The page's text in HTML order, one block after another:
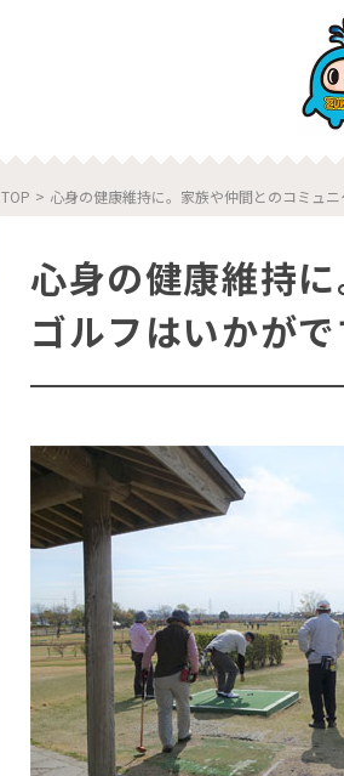
TOP > 心身の健康維持に。家族や仲間とのコミュ
心身の健康維持
ゴルフはいかがで